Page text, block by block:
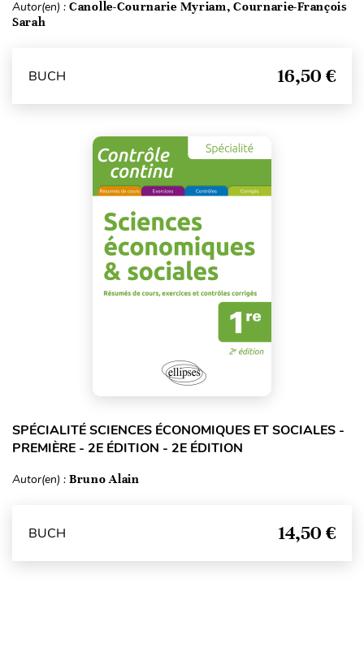
Autor(en) : Canolle-Cournarie Myriam, Cournarie-François
Sarah
BUCH 16,50 €
SPÉCIALITÉ SCIENCES ÉCONOMIQUES ET SOCIALES -
PREMIÈRE - 2E ÉDITION - 2E ÉDITION
Autor(en) : Bruno Alain
BUCH 14,50 €